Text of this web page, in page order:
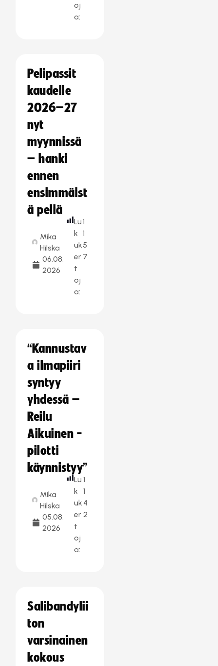
oj
a:
Pelipassit
kaudelle
2026–27
nyt
myynnissä
– hanki
ennen
ensimmäist
ä peliä
Mika
Hilska
06.08.
2026
Lu
k
uk
er
t
oj
a:
1
1
5
7
“Kannustav
a ilmapiiri
syntyy
yhdessä –
Reilu
Aikuinen -
pilotti
käynnistyy”
Mika
Hilska
05.08.
2026
Lu
k
uk
er
t
oj
a:
1
1
4
2
Salibandylii
ton
varsinainen
kokous